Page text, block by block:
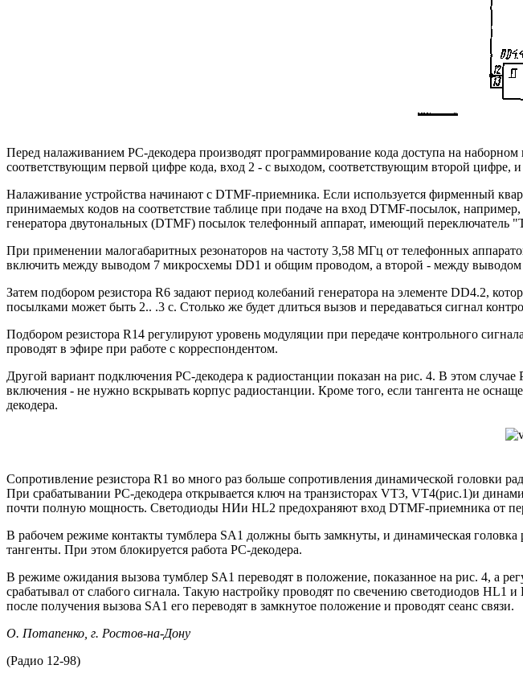
Перед налаживанием PC-декодера производят программирование кода доступа на
соответствующим первой цифре кода, вход 2 - с выходом, соответствующим второй цифре,
Налаживание устройства начинают с DTMF-приемника. Если используется фирменный
принимаемых кодов на соответствие таблице при подаче на вход DTMF-посылок,
генератора двутональных (DTMF) посылок телефонный аппарат, имеющий переключатель
При применении малогабаритных резонаторов на частоту 3,58 МГц от телефонных
включить между выводом 7 микросхемы DD1 и общим проводом, а второй - между
Затем подбором резистора R6 задают период колебаний генератора на элементе DD4.2,
посылками может быть 2.. .3 с. Столько же будет длиться вызов и передаваться сигнал
Подбором резистора R14 регулируют уровень модуляции при передаче контрольного
проводят в эфире при работе с корреспондентом.
Другой вариант подключения PC-декодера к радиостанции показан на рис. 4. В этом
включения - не нужно вскрывать корпус радиостанции. Кроме того, если тангента не
декодера.
Сопротивление резистора R1 во много раз больше сопротивления динамической головки
При срабатывании PC-декодера открывается ключ на транзисторах VT3, VT4(рис.1)и
почти полную мощность. Светодиоды НИи HL2 предохраняют вход DTMF-приемника от
В рабочем режиме контакты тумблера SA1 должны быть замкнуты, и динамическая
тангенты. При этом блокируется работа PC-декодера.
В режиме ожидания вызова тумблер SA1 переводят в положение, показанное на рис. 4, а
срабатывал от слабого сигнала. Такую настройку проводят по свечению светодиодов
после получения вызова SA1 его переводят в замкнутое положение и проводят сеанс связи.
О. Потапенко, г. Ростов-на-Дону
(Радио 12-98)